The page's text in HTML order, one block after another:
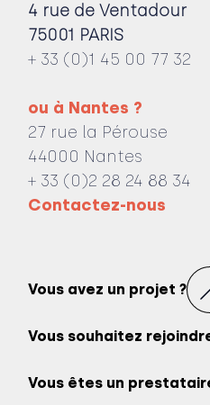
Impact Transformateur
Ministère de la Justice
4 rue de Ventadour
75001 PARIS
+ 33 (0)1 45 00 77 32
ou à Nantes ?
27 rue la Pérouse
44000 Nantes
+ 33 (0)2 28 24 88 34
Contactez-nous
Vous avez un projet ?
Vous souhaitez
Vous êtes un